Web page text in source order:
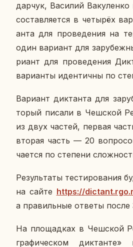
дар­чук, Ва­си­лий
со­став­ля­ет­ся в че­ты­рёх
ан­та для про­ве­де­ния на
один ва­ри­ант для
ри­ант для про­ве­де­ния
ва­ри­ан­ты иден­тич­ны по
Ва­ри­ант дик­тан­та для
то­рый писали в Чеш­ской
из двух частей, первая
вторая часть — 20
ча­ет­ся по сте­пе­ни
Ре­зуль­та­ты те­сти­ро­ва­ния
на сайте https://
а пра­виль­ные ответы после
На пло­щад­ках в Чеш­ской
гра­фи­че­ском дик­тан­те»